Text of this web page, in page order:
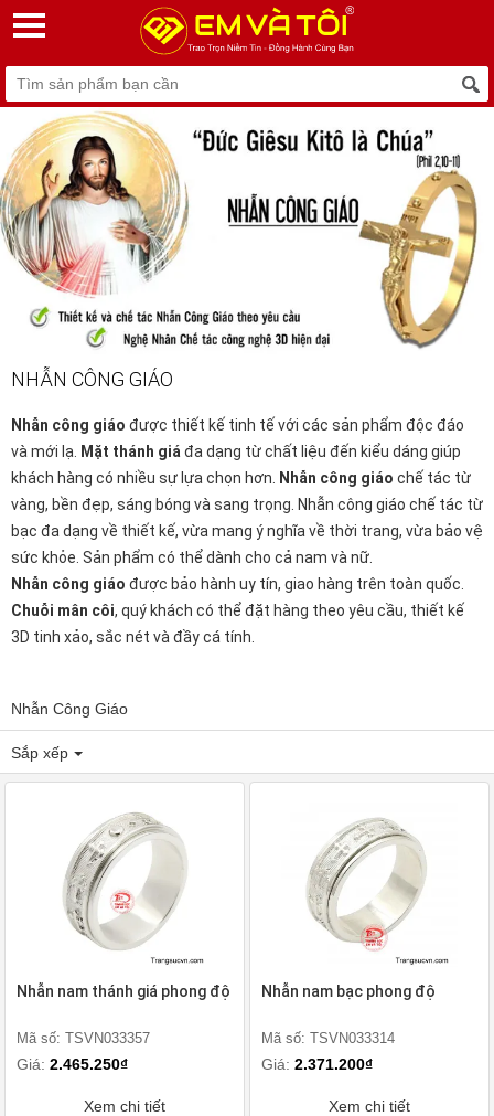
NHẪN CÔNG GIÁO
Nhẫn công giáo được thiết kế tinh tế với các sản phẩm độc đáo
và mới lạ.
Mặt thánh giá đa dạng từ chất liệu đến kiểu dáng giúp
khách hàng có nhiều sự lựa chọn hơn.
Nhẫn công giáo chế tác từ
vàng, bền đẹp, sáng bóng và sang trọng. Nhẫn công giáo chế tác từ
bạc đa dạng về thiết kế, vừa mang ý nghĩa về thời trang, vừa bảo vệ
sức khỏe. Sản phẩm có thể dành cho cả nam và nữ.
Nhẫn công giáo được bảo hành uy tín, giao hàng trên toàn quốc.
Chuỗi mân côi, quý khách có thể đặt hàng theo yêu cầu, thiết kế
3D tinh xảo, sắc nét và đầy cá tính.
Nhẫn Công Giáo
Sắp xếp
Nhẫn nam thánh giá phong độ
Mã số: TSVN033357
Giá: 2.465.250₫
Xem chi tiết
Nhẫn nam bạc phong độ
Mã số: TSVN033314
Giá: 2.371.200₫
Xem chi tiết